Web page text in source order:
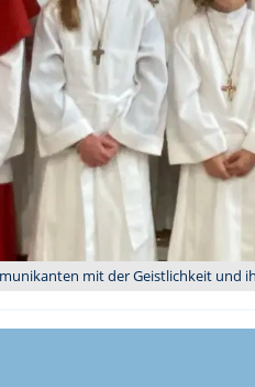
mit der Geistlichkeit und